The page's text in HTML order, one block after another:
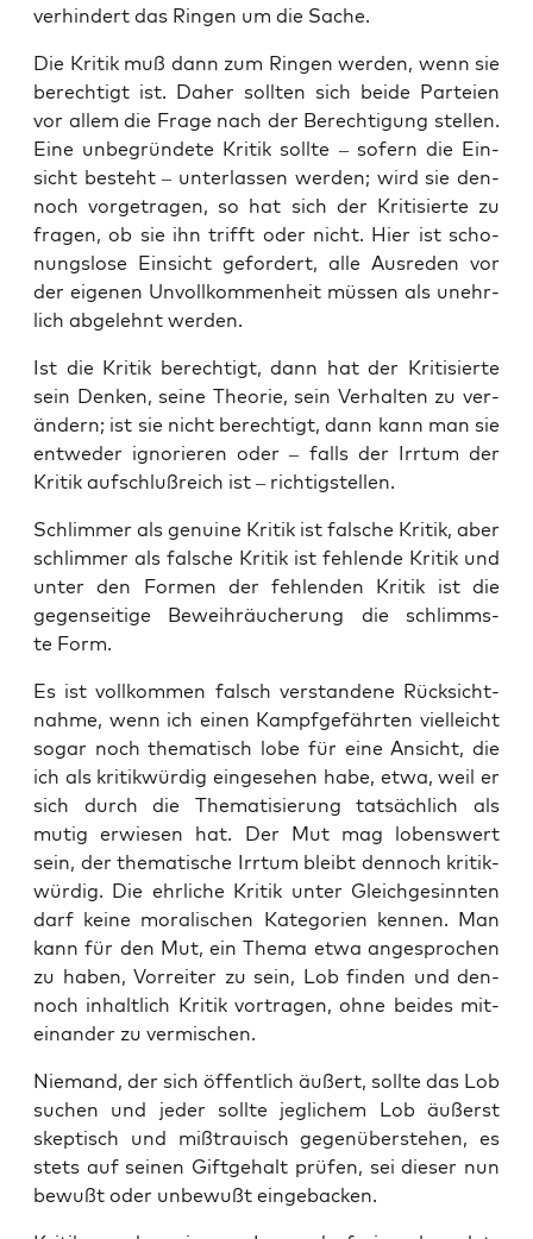
ver­hin­dert das Rin­gen um die Sache.
Die Kri­tik muß dann zum Rin­gen wer­den, wenn sie
berech­tigt ist. Daher soll­ten sich bei­de Par­tei­en
vor allem die Fra­ge nach der Berech­ti­gung stel­len.
Eine unbe­grün­de­te Kri­tik soll­te – sofern die Ein­
sicht besteht – unter­las­sen wer­den; wird sie den­
noch vor­ge­tra­gen, so hat sich der Kri­ti­sier­te zu
fra­gen, ob sie ihn trifft oder nicht. Hier ist scho­
nungs­lo­se Ein­sicht gefor­dert, alle Aus­re­den vor
der eige­nen Unvoll­kom­men­heit müs­sen als unehr­
lich abge­lehnt werden.
Ist die Kri­tik berech­tigt, dann hat der Kri­ti­sier­te
sein Den­ken, sei­ne Theo­rie, sein Ver­hal­ten zu ver­
än­dern; ist sie nicht berech­tigt, dann kann man sie
ent­we­der igno­rie­ren oder – falls der Irr­tum der
Kri­tik auf­schluß­reich ist – richtigstellen.
Schlim­mer als genui­ne Kri­tik ist fal­sche Kri­tik, aber
schlim­mer als fal­sche Kri­tik ist feh­len­de Kri­tik und
unter den For­men der feh­len­den Kri­tik ist die
gegen­sei­ti­ge Beweih­räu­che­rung die schlimms­
te Form.
Es ist voll­kom­men falsch ver­stan­de­ne Rück­sicht­
nah­me, wenn ich einen Kampf­ge­fähr­ten viel­leicht
sogar noch the­ma­tisch lobe für eine Ansicht, die
ich als kri­tik­wür­dig ein­ge­se­hen habe, etwa, weil er
sich durch die The­ma­ti­sie­rung tat­säch­lich als
mutig erwie­sen hat. Der Mut mag lobens­wert
sein, der the­ma­ti­sche Irr­tum bleibt den­noch kri­tik­
wür­dig. Die ehr­li­che Kri­tik unter Gleich­ge­sinn­ten
darf kei­ne mora­li­schen Kate­go­rien ken­nen. Man
kann für den Mut, ein The­ma etwa ange­spro­chen
zu haben, Vor­rei­ter zu sein, Lob fin­den und den­
noch inhalt­lich Kri­tik vor­tra­gen, ohne bei­des mit­
ein­an­der zu vermischen.
Nie­mand, der sich öffent­lich äußert, soll­te das Lob
suchen und jeder soll­te jeg­li­chem Lob äußerst
skep­tisch und miß­trau­isch gegen­über­ste­hen, es
stets auf sei­nen Gift­ge­halt prü­fen, sei die­ser nun
bewußt oder unbe­wußt eingebacken.